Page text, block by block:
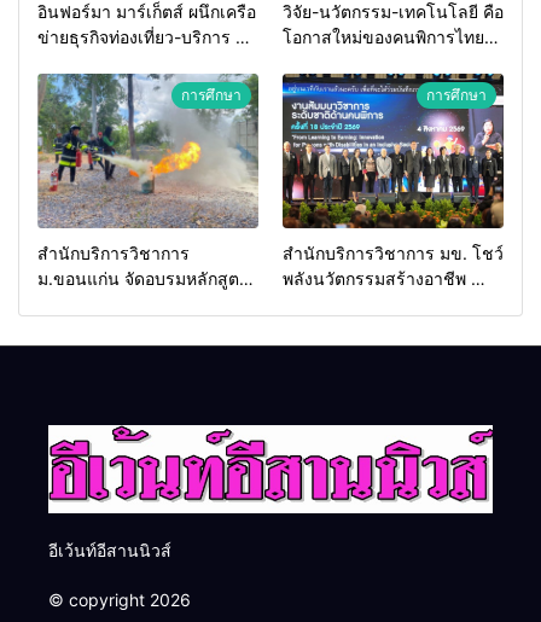
อินฟอร์มา มาร์เก็ตส์ ผนึกเครือ
ข่ายธุรกิจท่องเที่ยว-บริการ จัด
2026 เชื่อม 4 งานใหญ่ สร้าง
โอกาสธุรกิจครบวงจร ด้วย
ครับ
วิจัย-นวัตกรรม-เทคโนโลยี คือ
โอกาสใหม่ของคนพิการไทย
ประเทศ
การศึกษา
สำนักบริการวิชาการ
ม.ขอนแก่น จัดอบรมหลักสูตร
การศึกษา
สำนักบริการวิชาการ มข. โชว์
พลังนวัตกรรมสร้างอาชีพ นำ
อีเว้นท์อีสานนิวส์
© copyright 2026